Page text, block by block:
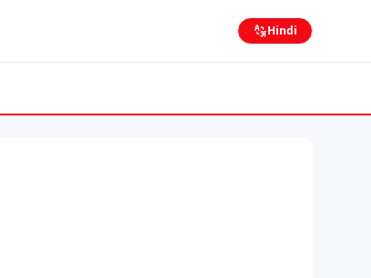
Hindi